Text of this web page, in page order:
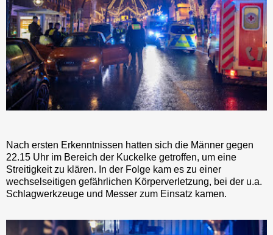
Nach ersten Erkenntnissen hatten sich die Männer gegen
22.15 Uhr im Bereich der Kuckelke getroffen, um eine
Streitigkeit zu klären. In der Folge kam es zu einer
wechselseitigen gefährlichen Körperverletzung, bei der u.a.
Schlagwerkzeuge und Messer zum Einsatz kamen.